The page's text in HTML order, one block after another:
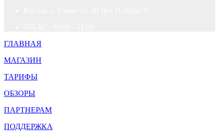
ГЛАВНАЯ
МАГАЗИН
ТАРИФЫ
ОБЗОРЫ
ПАРТНЕРАМ
ПОДДЕРЖКА